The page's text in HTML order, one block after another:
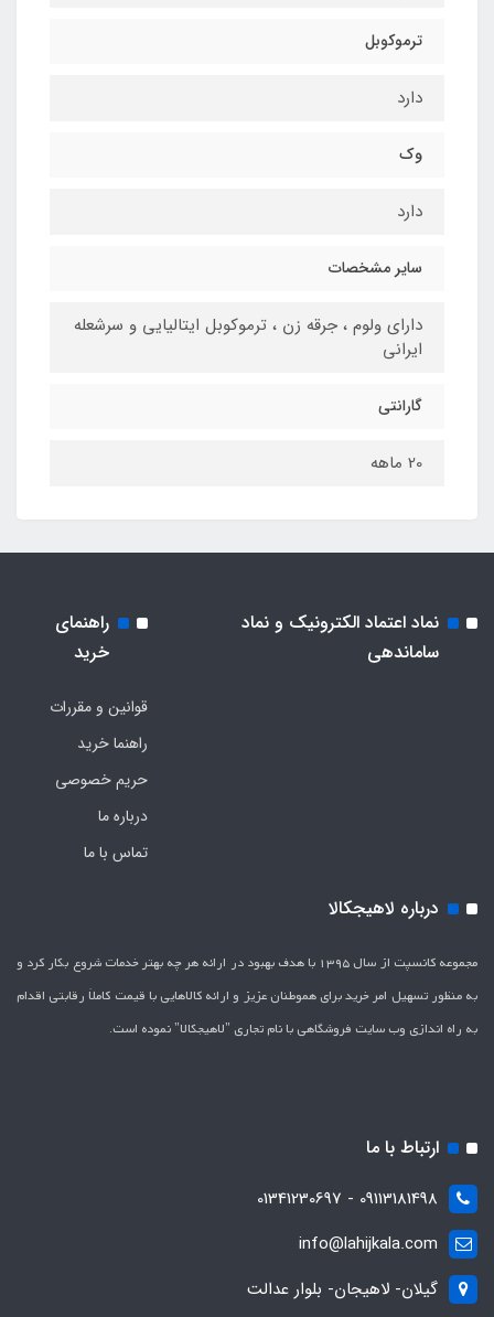
ترموکوبل
دارد
وک
دارد
سایر مشخصات
دارای ولوم ، جرقه زن ، ترموکوبل ایتالیایی و سرشعله
ایرانی
گارانتی
20 ماهه
نماد اعتماد الکترونیک و نماد
ساماندهی
راهنمای
خرید
قوانین و مقررات
راهنما خرید
حریم خصوصی
درباره ما
تماس با ما
درباره لاهیجکالا
مجموعه کانسپت از سال 1395 با هدف بهبود در ارائه هر چه بهتر خدمات شروع بکار کرد و
به منظور تسهیل امر خرید برای هموطنان عزیز و ارائه کالاهایی با قیمت کاملاَ رقابتی اقدام
به راه اندازی وب سایت فروشگاهی با نام تجاری "لاهیج­کالا" نموده است.
ارتباط با ما
09113181498 - 01341230697
info@lahijkala.com
گیلان- لاهیجان- بلوار عدالت